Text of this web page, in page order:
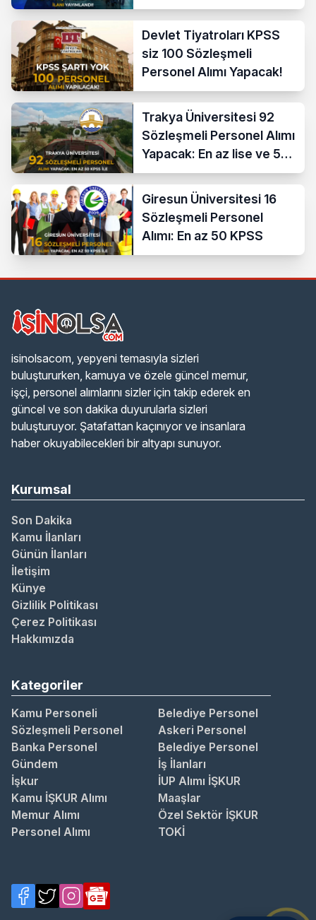
Devlet Tiyatroları KPSS
siz 100 Sözleşmeli
Personel Alımı Yapacak!
Trakya Üniversitesi 92
Sözleşmeli Personel Alımı
Yapacak: En az lise ve 50
KPSS İle
Giresun Üniversitesi 16
Sözleşmeli Personel
Alımı: En az 50 KPSS
isinolsacom, yepyeni temasıyla sizleri
buluştururken, kamuya ve özele güncel memur,
işçi, personel alımlarını sizler için takip ederek en
güncel ve son dakika duyurularla sizleri
buluşturuyor. Şatafattan kaçınıyor ve insanlara
haber okuyabilecekleri bir altyapı sunuyor.
Kurumsal
Son Dakika
Kamu İlanları
Günün İlanları
İletişim
Künye
Gizlilik Politikası
Çerez Politikası
Hakkımızda
Kategoriler
Kamu Personeli
Belediye Personel
Sözleşmeli Personel
Askeri Personel
Banka Personel
Belediye Personel
Gündem
İş İlanları
İşkur
İUP Alımı İŞKUR
Kamu İŞKUR Alımı
Maaşlar
Memur Alımı
Özel Sektör İŞKUR
Personel Alımı
TOKİ